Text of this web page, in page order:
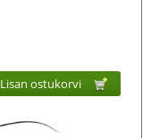
Lisan ostukorvi